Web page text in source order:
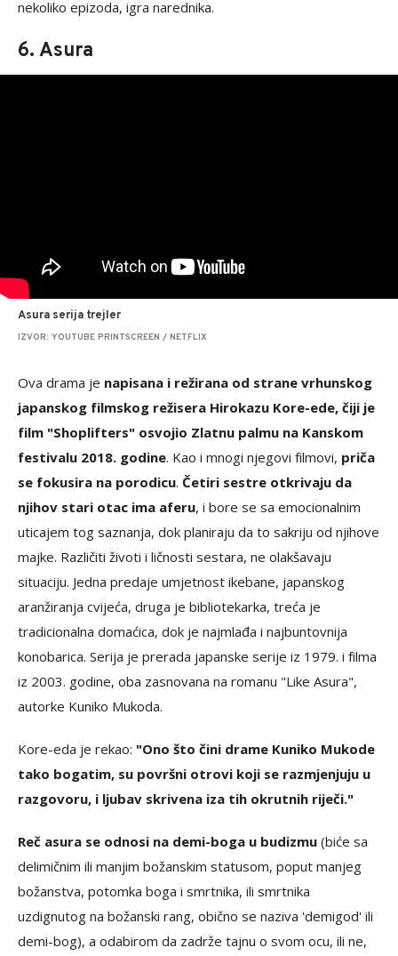
nekoliko epizoda, igra narednika.
6. Asura
Asura serija trejler
IZVOR: YOUTUBE PRINTSCREEN / NETFLIX
Ova drama je napisana i režirana od strane vrhunskog
japanskog filmskog režisera Hirokazu Kore-ede, čiji je
film "Shoplifters" osvojio Zlatnu palmu na Kanskom
festivalu 2018. godine. Kao i mnogi njegovi filmovi, priča
se fokusira na porodicu. Četiri sestre otkrivaju da
njihov stari otac ima aferu, i bore se sa emocionalnim
uticajem tog saznanja, dok planiraju da to sakriju od njihove
majke. Različiti životi i ličnosti sestara, ne olakšavaju
situaciju. Jedna predaje umjetnost ikebane, japanskog
aranžiranja cvijeća, druga je bibliotekarka, treća je
tradicionalna domaćica, dok je najmlađa i najbuntovnija
konobarica. Serija je prerada japanske serije iz 1979. i filma
iz 2003. godine, oba zasnovana na romanu "Like Asura",
autorke Kuniko Mukoda.
Kore-eda je rekao: "Ono što čini drame Kuniko Mukode
tako bogatim, su površni otrovi koji se razmjenjuju u
razgovoru, i ljubav skrivena iza tih okrutnih riječi."
Reč asura se odnosi na demi-boga u budizmu (biće sa
delimičnim ili manjim božanskim statusom, poput manjeg
božanstva, potomka boga i smrtnika, ili smrtnika
uzdignutog na božanski rang, obično se naziva 'demigod' ili
demi-bog), a odabirom da zadrže tajnu o svom ocu, ili ne,